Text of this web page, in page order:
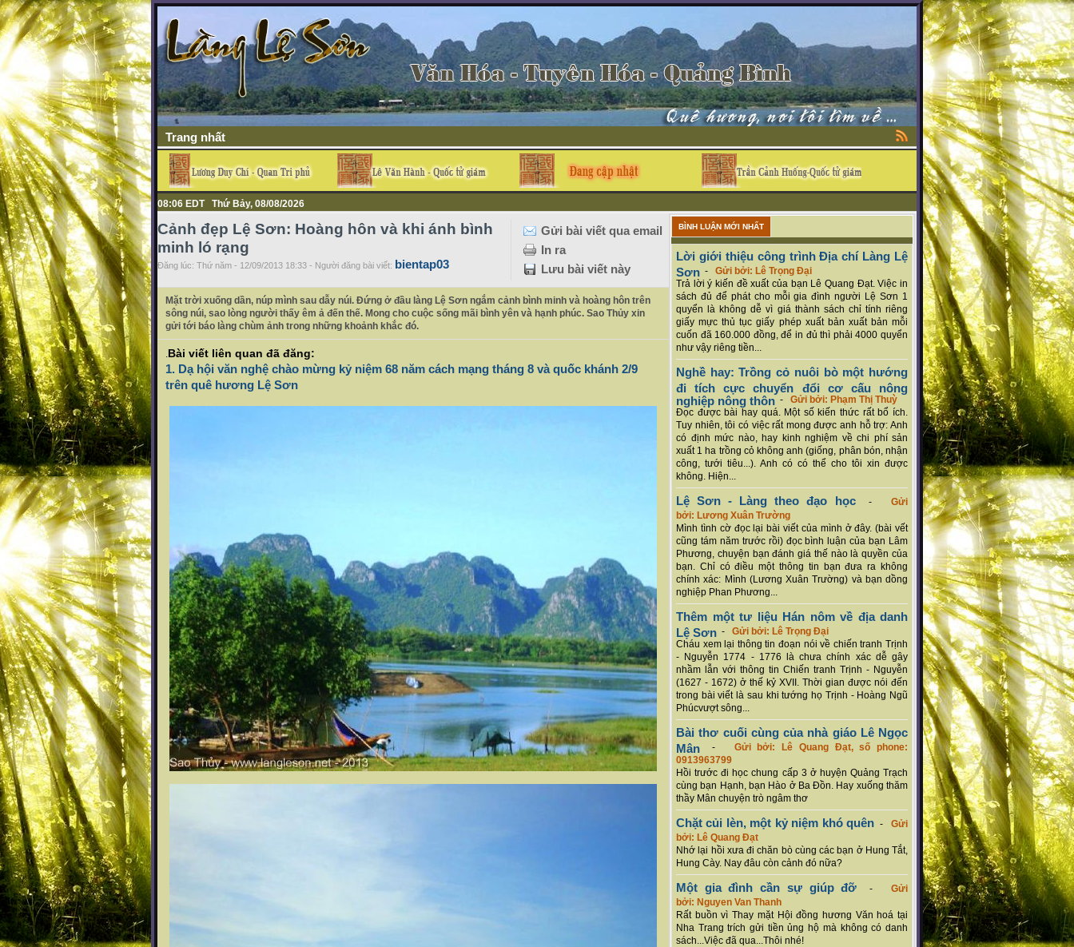
Trang nhất
08:06 EDT Thứ Bảy, 08/08/2026
Gửi bài viết qua email
In ra
Lưu bài viết này
Cảnh đẹp Lệ Sơn: Hoàng hôn và khi ánh bình
minh ló rạng
Đăng lúc: Thứ năm - 12/09/2013 18:33 - Người đăng bài viết: bientap03
Mặt trời xuống dần, núp mình sau dẫy núi. Đứng ở đầu làng Lệ Sơn ngắm cảnh bình minh và hoàng hôn trên
sông núi, sao lòng người thấy êm ả đến thế. Mong cho cuộc sống mãi bình yên và hạnh phúc. Sao Thủy xin
gửi tới báo làng chùm ảnh trong những khoảnh khắc đó.
.Bài viết liên quan đã đăng:
1. Dạ hội văn nghệ chào mừng kỷ niệm 68 năm cách mạng tháng 8 và quốc khánh 2/9
trên quê hương Lệ Sơn
BÌNH LUẬN MỚI NHẤT
Lời giới thiệu công trình Địa chí Làng Lệ
Sơn - Gửi bởi: Lê Trọng Đại
Trả lời ý kiến đề xuất của bạn Lê Quang Đạt. Việc in
sách đủ để phát cho mỗi gia đình người Lệ Sơn 1
quyển là không dễ vì giá thành sách chỉ tính riêng
giấy mực thủ tục giấy phép xuất bản xuất bản mỗi
cuốn đã 160.000 đồng, để in đủ thì phải 4000 quyển
như vậy riêng tiền...
Nghề hay: Trồng cỏ nuôi bò một hướng
đi tích cực chuyển đổi cơ cấu nông
nghiệp nông thôn - Gửi bởi: Phạm Thị Thuỳ
Đọc được bài hay quá. Một số kiến thức rất bổ ích.
Tuy nhiên, tôi có việc rất mong được anh hỗ trợ: Anh
có định mức nào, hay kinh nghiệm về chi phí sản
xuất 1 ha trồng cỏ không anh (giống, phân bón, nhận
công, tưới tiêu...). Anh có có thể cho tôi xin được
không. Hiện...
Lệ Sơn - Làng theo đạo học-Gửi
bởi: Lương Xuân Trường
Mình tình cờ đọc lại bài viết của mình ở đây. (bài vết
cũng tám năm trước rồi) đọc bình luận của bạn Lâm
Phương, chuyện bạn đánh giá thế nào là quyền của
bạn. Chỉ có điều một thông tin bạn đưa ra không
chính xác: Mình (Lương Xuân Trường) và bạn dồng
nghiệp Phan Phương...
Thêm một tư liệu Hán nôm về địa danh
Lệ Sơn - Gửi bởi: Lê Trọng Đại
Cháu xem lại thông tin đoạn nói về chiến tranh Trịnh
- Nguyễn 1774 - 1776 là chưa chính xác dễ gây
nhầm lẫn với thông tin Chiến tranh Trịnh - Nguyễn
(1627 - 1672) ở thế kỷ XVII. Thời gian được nói đến
trong bài viết là sau khi tướng họ Trịnh - Hoàng Ngũ
Phúcvượt sông...
Bài thơ cuối cùng của nhà giáo Lê Ngọc
Mân - Gửi bởi: Lê Quang Đạt, số phone:
0913963799
Hồi trước đi học chung cấp 3 ở huyện Quảng Trạch
cùng bạn Hạnh, bạn Hào ở Ba Đồn. Hay xuống thăm
thầy Mân chuyện trò ngâm thơ
Chặt củi lèn, một kỷ niệm khó quên-Gửi
bởi: Lê Quang Đạt
Nhớ lại hồi xưa đi chăn bò cùng các bạn ở Hung Tắt,
Hung Cày. Nay đâu còn cảnh đó nữa?
Một gia đình cần sự giúp đỡ -Gửi
bởi: Nguyen Van Thanh
Rất buồn vì Thay mặt Hội đồng hương Văn hoá tại
Nha Trang trích gửi tiền ủng hộ mà không có danh
sách...Việc đã qua...Thôi nhé!